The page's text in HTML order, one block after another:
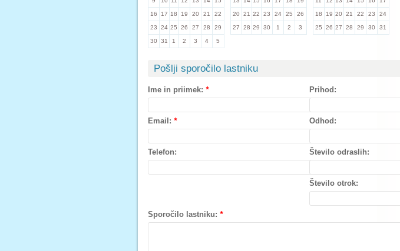
16 17 18 19 20 21 22
23 24 25 26 27 28 29
30 31 1 2 3 4 5
20 21 22 23 24 25 26
27 28 29 30 1 2 3
18 19 20 21 22 23 24
25 26 27 28 29 30 31
Pošlji sporočilo lastniku
Ime in priimek: *
Email: *
Telefon:
Prihod:
Odhod:
Število odraslih:
Število otrok:
Sporočilo lastniku: *